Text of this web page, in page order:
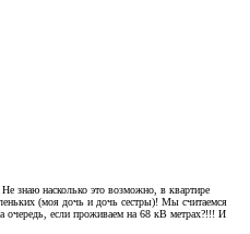
знаю насколько это возможно, в квартире
(моя дочь и дочь сестры)! Мы считаемся
очередь, если проживаем на 68 кВ метрах?!!! И